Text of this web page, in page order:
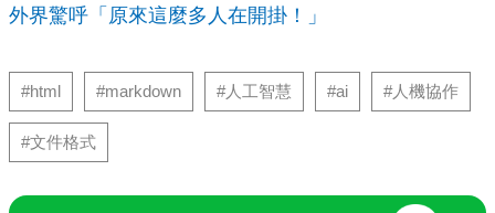
外界驚呼「原來這麼多人在開掛！」
#html #markdown #人工智慧 #ai #人機協作
#文件格式